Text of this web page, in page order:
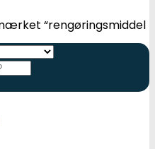
“rengøringsmiddel